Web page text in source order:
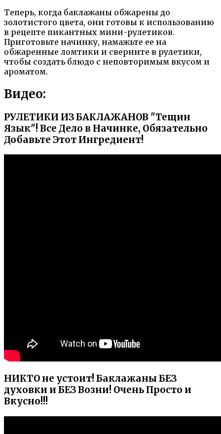
Теперь, когда баклажаны обжарены до
золотистого цвета, они готовы к использованию
в рецепте пикантных мини-рулетиков.
Приготовьте начинку, намажьте ее на
обжаренные ломтики и сверните в рулетики,
чтобы создать блюдо с неповторимым вкусом и
ароматом.
Видео:
РУЛЕТИКИ ИЗ БАКЛАЖАНОВ "Тещин
Язык"! Все Дело в Начинке, Обязательно
Добавьте Этот Ингредиент!
НИКТО не устоит! Баклажаны БЕЗ
духовки и БЕЗ Возни! Очень Просто и
Вкусно!!!